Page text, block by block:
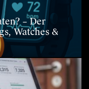
– Der
Watches &